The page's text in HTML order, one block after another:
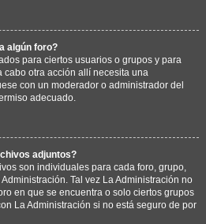
algún foro?
para ciertos usuarios o grupos y para
cabo otra acción allí necesita una
con un moderador o administrador del
adecuado.
adjuntos?
son individuales para cada foro, grupo,
Tal vez La Administración no
en que se encuentra o solo ciertos grupos
La Administración si no está seguro de por